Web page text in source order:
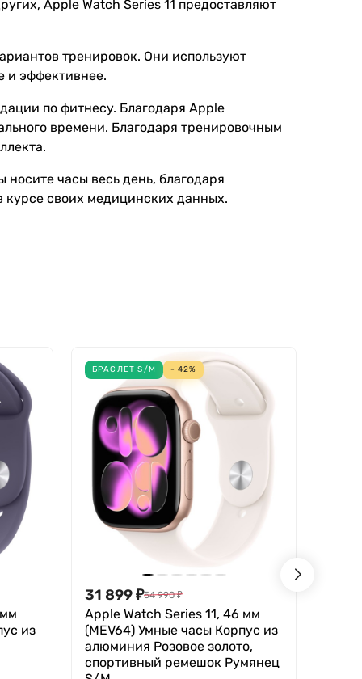
Apple Watch Series 11 предоставляют
тренировок. Они используют
и эффективнее.
по фитнесу. Благодаря Apple
времени. Благодаря тренировочным
часы весь день, благодаря
курсе своих медицинских данных.
из
БРАСЛЕТ S/M - 42%
31 899₽54 990 ₽
Apple Watch Series 11, 46 мм
(MEV64) Умные часы Корпус из
алюминия Розовое золото,
спортивный ремешок Румянец